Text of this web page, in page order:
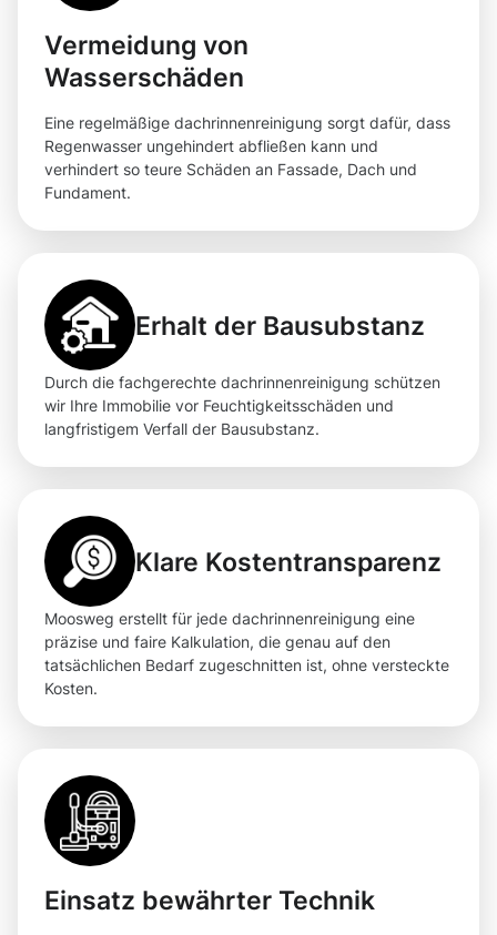
Vermeidung von
Wasserschäden
Eine regelmäßige dachrinnenreinigung sorgt dafür, dass
Regenwasser ungehindert abfließen kann und
verhindert so teure Schäden an Fassade, Dach und
Fundament.
Erhalt der Bausubstanz
Durch die fachgerechte dachrinnenreinigung schützen
wir Ihre Immobilie vor Feuchtigkeitsschäden und
langfristigem Verfall der Bausubstanz.
Klare Kostentransparenz
Moosweg erstellt für jede dachrinnenreinigung eine
präzise und faire Kalkulation, die genau auf den
tatsächlichen Bedarf zugeschnitten ist, ohne versteckte
Kosten.
Einsatz bewährter Technik